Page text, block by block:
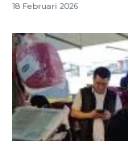
18 Februari 2026